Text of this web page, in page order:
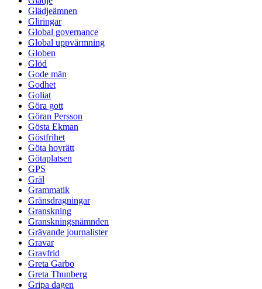
Glädjeämnen
Gliringar
Global governance
Global uppvärmning
Globen
Glöd
Gode män
Godhet
Goliat
Göra gott
Göran Persson
Gösta Ekman
Göstfrihet
Göta hovrätt
Götaplatsen
GPS
Gräl
Grammatik
Gränsdragningar
Granskning
Granskningsnämnden
Grävande journalister
Gravar
Gravfrid
Greta Garbo
Greta Thunberg
Gripa dagen